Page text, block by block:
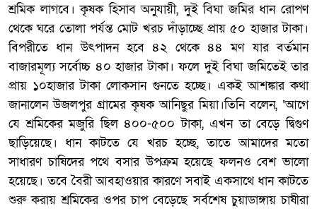
শ্রমিক লাগবে। কৃষক হিসাব অনুযায়ী, দুই বিঘা জমির ধান রোপণ
থেকে ঘরে তোলা পর্যন্ত মোট খরচ দাঁড়াচ্ছে প্রায় ৫০ হাজার টাকা।
বিপরীতে ধান উৎপাদন হবে ৪২ থেকে ৪৪ মণ যার বর্তমান
বাজারমূল্য সর্বোচ্চ ৪০ হাজার টাকা। ফলে দুই বিঘা জমিতেই তার
প্রায় ১০হাজার টাকা লোকসান গুনতে হচ্ছে। একই আশঙ্কার কথা
জানালেন উজলপুর গ্রামের কৃষক আনিছুর মিয়া।তিনি বলেন, ‘আগে
যে শ্রমিকের মজুরি ছিল ৪০০-৫০০ টাকা, এখন তা বেড়ে দ্বিগুণ
ছাড়িয়েছে। ধান কাটতে যে খরচ হচ্ছে, তাতে আমাদের মতো
সাধারণ চাষিদের পথে বসার উপক্রম হয়েছে ফলনও বেশ ভালো
হয়েছে। তবে বৈরী আবহাওয়ার কারণে সবাই একসাথে ধান কাটতে
শুরু করায় শ্রমিকের ওপর চাপ বেড়েছে সর্বশেষ চুয়াডাঙ্গায় চাষীরা